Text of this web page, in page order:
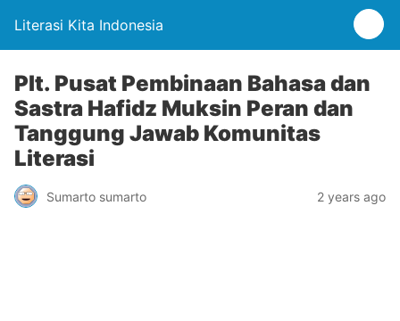
Literasi Kita Indonesia
Plt. Pusat Pembinaan Bahasa dan
Sastra Hafidz Muksin Peran dan
Tanggung Jawab Komunitas
Literasi
Sumarto sumarto 2 years ago